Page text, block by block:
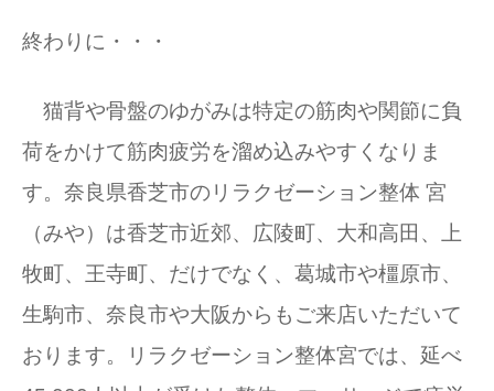
終わりに・・・
猫背や骨盤のゆがみは特定の筋肉や関節に負
荷をかけて筋肉疲労を溜め込みやすくなりま
す。奈良県香芝市のリラクゼーション整体 宮
（みや）は香芝市近郊、広陵町、大和高田、上
牧町、王寺町、だけでなく、葛城市や橿原市、
生駒市、奈良市や大阪からもご来店いただいて
おります。リラクゼーション整体宮では、延べ